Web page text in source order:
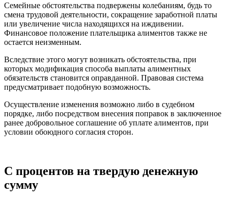
Семейные обстоятельства подвержены колебаниям, будь то
смена трудовой деятельности, сокращение заработной платы
или увеличение числа находящихся на иждивении.
Финансовое положение плательщика алиментов также не
остается неизменным.
Вследствие этого могут возникать обстоятельства, при
которых модификация способа выплаты алиментных
обязательств становится оправданной. Правовая система
предусматривает подобную возможность.
Осуществление изменения возможно либо в судебном
порядке, либо посредством внесения поправок в заключенное
ранее добровольное соглашение об уплате алиментов, при
условии обоюдного согласия сторон.
С процентов на твердую денежную
сумму